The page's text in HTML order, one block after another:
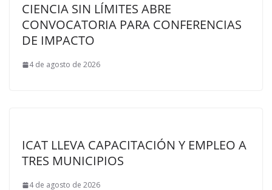
CIENCIA SIN LÍMITES ABRE
CONVOCATORIA PARA CONFERENCIAS
DE IMPACTO
4 de agosto de 2026
ICAT LLEVA CAPACITACIÓN Y EMPLEO A
TRES MUNICIPIOS
4 de agosto de 2026